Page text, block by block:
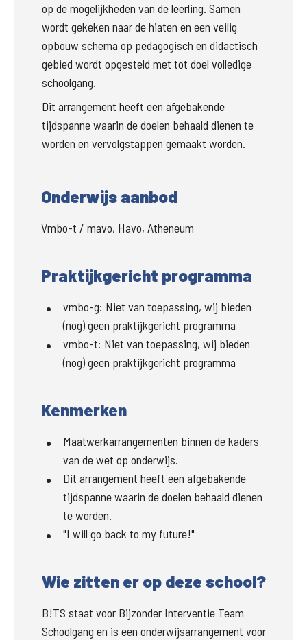
op de mogelijkheden van de leerling. Samen
wordt gekeken naar de hiaten en een veilig
opbouw schema op pedagogisch en didactisch
gebied wordt opgesteld met tot doel volledige
schoolgang.
Dit arrangement heeft een afgebakende
tijdspanne waarin de doelen behaald dienen te
worden en vervolgstappen gemaakt worden.
Onderwijs aanbod
Vmbo-t / mavo, Havo, Atheneum
Praktijkgericht programma
vmbo-g: Niet van toepassing, wij bieden
(nog) geen praktijkgericht programma
vmbo-t: Niet van toepassing, wij bieden
(nog) geen praktijkgericht programma
Kenmerken
Maatwerkarrangementen binnen de kaders
van de wet op onderwijs.
Dit arrangement heeft een afgebakende
tijdspanne waarin de doelen behaald dienen
te worden.
"I will go back to my future!"
Wie zitten er op deze school?
B!TS staat voor Bijzonder Interventie Team
Schoolgang en is een onderwijsarrangement voor